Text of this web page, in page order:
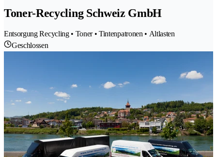
Toner-Recycling Schweiz GmbH
Entsorgung Recycling • Toner • Tintenpatronen • Altlasten
Geschlossen